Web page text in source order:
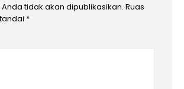
tidak akan dipublikasikan. Ruas
*